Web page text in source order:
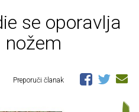
se oporavlja
nožem
Preporuči članak